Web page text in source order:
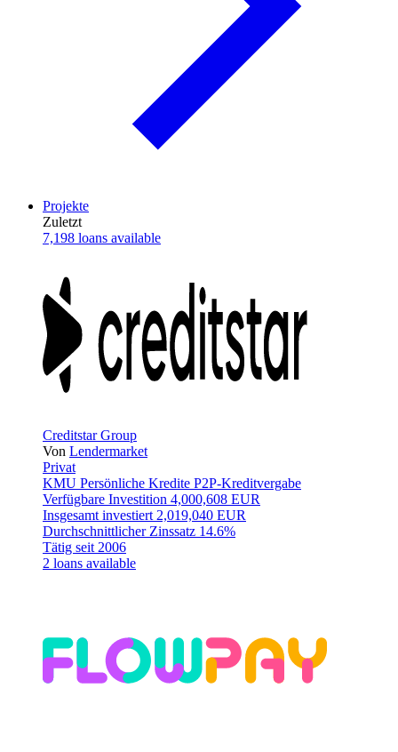
Projekte
Zuletzt
7,198 loans available
Creditstar Group
Von Lendermarket
Privat
KMU Persönliche Kredite P2P-Kreditvergabe
Verfügbare Investition 4,000,608 EUR
Insgesamt investiert 2,019,040 EUR
Durchschnittlicher Zinssatz 14.6%
Tätig seit 2006
2 loans available